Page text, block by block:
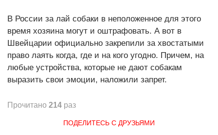
В России за лай собаки в неположенное для этого
время хозяина могут и оштрафовать. А вот в
Швейцарии официально закрепили за хвостатыми
право лаять когда, где и на кого угодно. Причем, на
любые устройства, которые не дают собакам
выразить свои эмоции, наложили запрет.
Прочитано 214 раз
ПОДЕЛИТЕСЬ С ДРУЗЬЯМИ